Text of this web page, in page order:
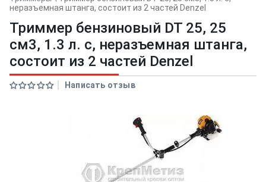
неразъемная штанга, состоит из 2 частей Denzel
Триммер бензиновый DT 25, 25
см3, 1.3 л. с, неразъемная штанга,
состоит из 2 частей Denzel
Написать отзыв